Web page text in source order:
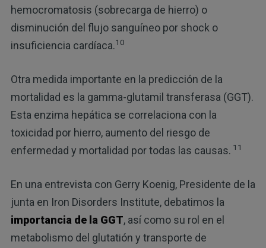
hemocromatosis (sobrecarga de hierro) o
disminución del flujo sanguíneo por shock o
insuficiencia cardíaca.10
Otra medida importante en la predicción de la
mortalidad es la gamma-glutamil transferasa (GGT).
Esta enzima hepática se correlaciona con la
toxicidad por hierro, aumento del riesgo de
enfermedad y mortalidad por todas las causas. 11
En una entrevista con Gerry Koenig, Presidente de la
junta en Iron Disorders Institute, debatimos la
importancia de la GGT, así como su rol en el
metabolismo del glutatión y transporte de